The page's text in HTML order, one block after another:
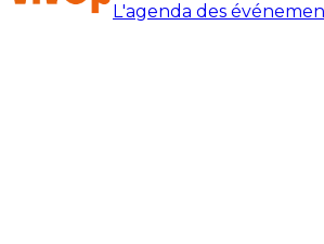
L'agenda des